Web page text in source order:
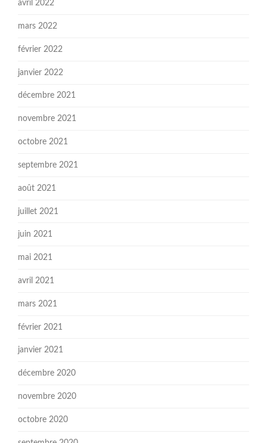
avril 2022
mars 2022
février 2022
janvier 2022
décembre 2021
novembre 2021
octobre 2021
septembre 2021
août 2021
juillet 2021
juin 2021
mai 2021
avril 2021
mars 2021
février 2021
janvier 2021
décembre 2020
novembre 2020
octobre 2020